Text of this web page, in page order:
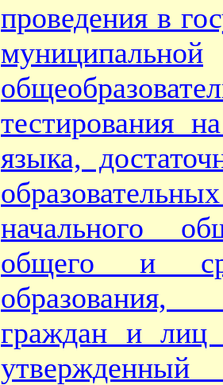
проведения в
муниципальной
тестирования
языка,
начального
общего и
граждан и лиц